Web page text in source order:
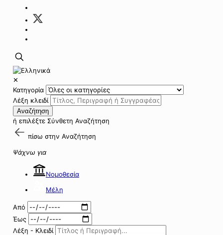
✕
Κατηγορία
Λέξη κλειδί
Αναζήτηση
ή επιλέξτε Σύνθετη Αναζήτηση
πίσω στην Αναζήτηση
Ψάχνω για
Νομοθεσία
Μέλη
Από
Έως
Λέξη - Κλειδί